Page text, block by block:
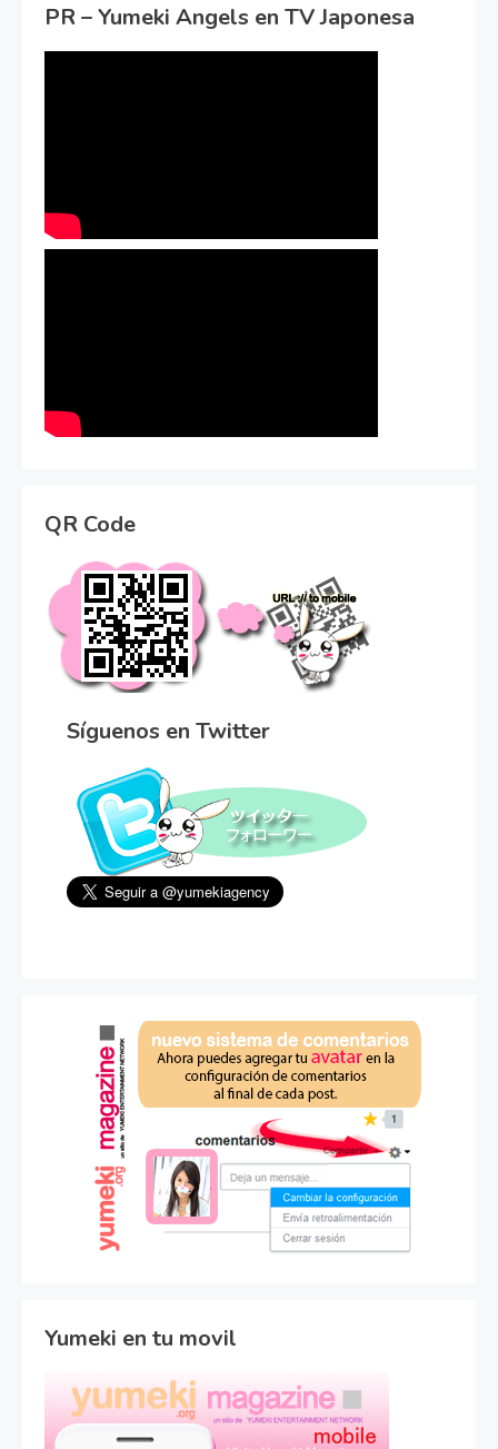
PR – Yumeki Angels en TV Japonesa
QR Code
Síguenos en Twitter
Yumeki en tu movil